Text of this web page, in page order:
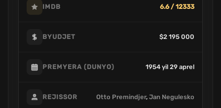
IMDB 6.6 / 12333
BYUDJET $2 195 000
PREMYERA (DUNYO) 1954 yil 29 aprel
REJISSOR Otto Premindjer, Jan Negulesko